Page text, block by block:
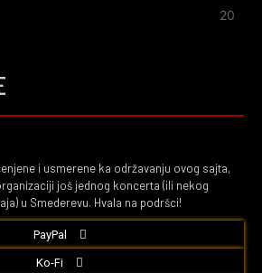
20
i usmerene ka održavanju ovog sajta,
još jednog koncerta (ili nekog
u Smederevu. Hvala na podršci!
PayPal
Ko-Fi